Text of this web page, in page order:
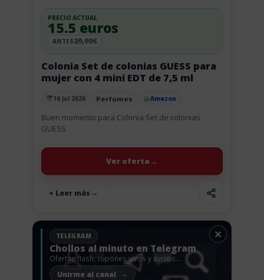
Publicado el
16 Jul 2026 Perfumes Amazon
Colonia Set de colonias GUESS para
mujer con 4 mini EDT de 7,5 ml
PRECIO ACTUAL
15.5 euros
ANTES29,90€
Buen momento para Colonia Set de colonias
GUESS
+ Leer más
Ver oferta
×
TELEGRAM
Chollos al minuto en Telegram
Ofertas flash, cupones vivos y avisos
antes de que vuelen.
Unirme al canal